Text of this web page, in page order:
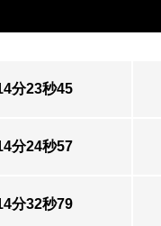
分23秒45
分24秒57
分32秒79